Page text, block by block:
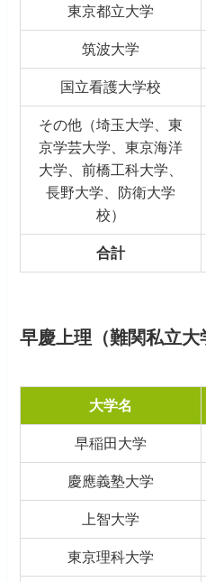
東京都立大学
筑波大学
国立看護大学校
その他（埼玉大学、東
京学芸大学、東京海洋
大学、前橋工科大学、
長野大学、防衛大学
校）
合計
早慶上理（難関私立大
大学名
早稲田大学
慶應義塾大学
上智大学
東京理科大学